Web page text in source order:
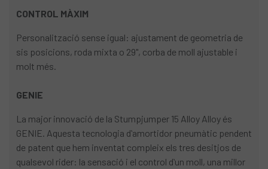
CONTROL MÀXIM
Personalització sense igual: ajustament de geometria de
sis posicions, roda mixta o 29", corba de moll ajustable i
molt més.
GENIE
La major innovació de la Stumpjumper 15 Alloy Alloy és
GENIE. Aquesta tecnologia dʻamortidor pneumàtic pendent
de patent que hem inventat compleix els tres desitjos de
qualsevol rider: la sensació i el control dʻun moll, una millor